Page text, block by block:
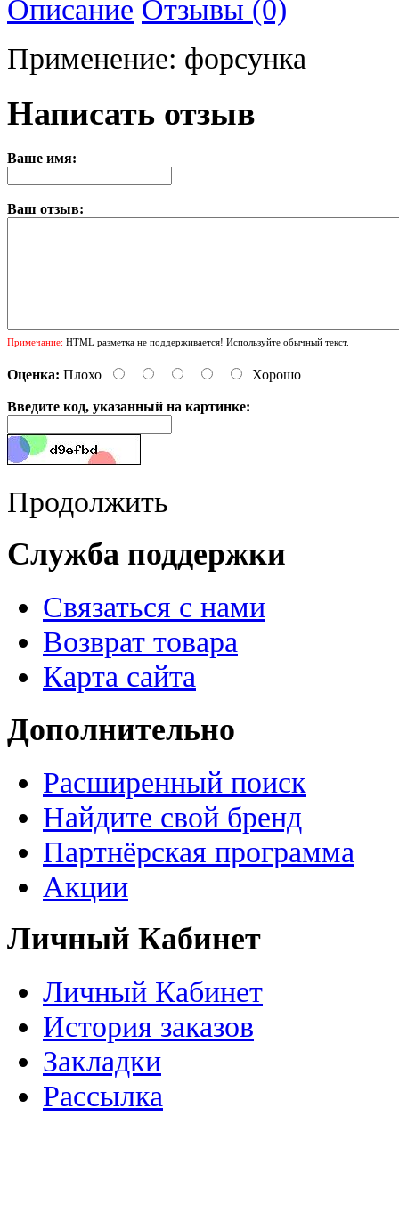
Описание Отзывы (0)
Применение: форсунка
Написать отзыв
Ваше имя:
Ваш отзыв:
Примечание: HTML разметка не поддерживается! Используйте обычный текст.
Оценка: Плохо Хорошо
Введите код, указанный на картинке:
Продолжить
Служба поддержки
Связаться с нами
Возврат товара
Карта сайта
Дополнительно
Расширенный поиск
Найдите свой бренд
Партнёрская программа
Акции
Личный Кабинет
Личный Кабинет
История заказов
Закладки
Рассылка